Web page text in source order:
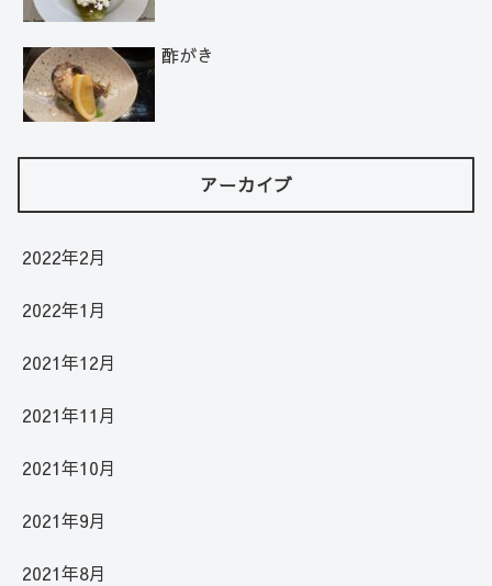
酢がき
アーカイブ
2022年2月
2022年1月
2021年12月
2021年11月
2021年10月
2021年9月
2021年8月